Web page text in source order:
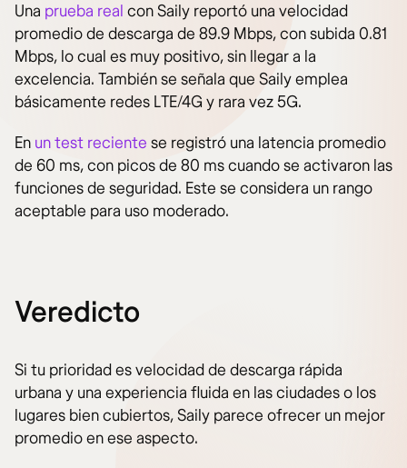
Una prueba real con Saily reportó una velocidad
promedio de descarga de 89.9 Mbps, con subida 0.81
Mbps, lo cual es muy positivo, sin llegar a la
excelencia. También se señala que Saily emplea
básicamente redes LTE/4G y rara vez 5G.
En un test reciente se registró una latencia promedio
de 60 ms, con picos de 80 ms cuando se activaron las
funciones de seguridad. Este se considera un rango
aceptable para uso moderado.
Veredicto
Si tu prioridad es velocidad de descarga rápida
urbana y una experiencia fluida en las ciudades o los
lugares bien cubiertos, Saily parece ofrecer un mejor
promedio en ese aspecto.